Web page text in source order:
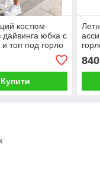
костюм-
дайвинга юбка с
топ под горло
Купити
840